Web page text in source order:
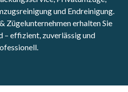
und Endreinigung.
Zügelunternehmen erhalten Sie
– effizient, zuverlässig und